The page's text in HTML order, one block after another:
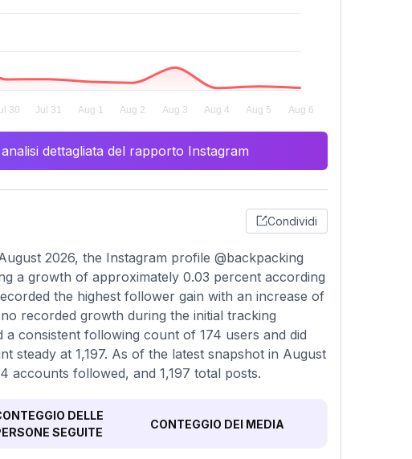
dettagliata del rapporto Instagram
Condividi
2026, the Instagram profile @backpacking
a growth of approximately 0.03 percent according
the highest follower gain with an increase of
recorded growth during the initial tracking
consistent following count of 174 users and did
steady at 1,197. As of the latest snapshot in August
accounts followed, and 1,197 total posts.
DELLE
SEGUITE
CONTEGGIO DEI MEDIA